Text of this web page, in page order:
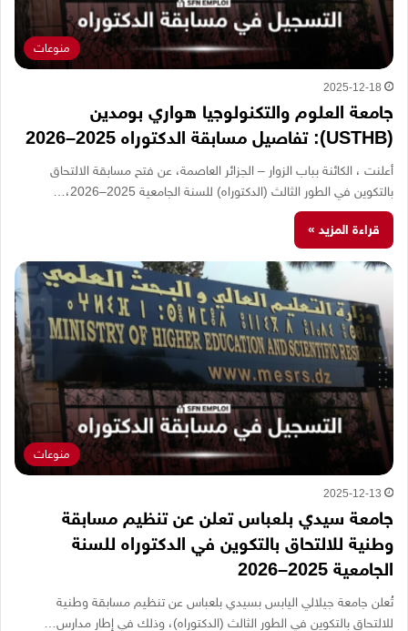
منوعات
2025-12-18
جامعة العلوم والتكنولوجيا هواري بومدين
(USTHB): تفاصيل مسابقة الدكتوراه 2025–2026
أعلنت ، الكائنة بباب الزوار – الجزائر العاصمة، عن فتح مسابقة الالتحاق
بالتكوين في الطور الثالث (الدكتوراه) للسنة الجامعية 2025–2026،…
قراءة المزيد »
منوعات
2025-12-13
جامعة سيدي بلعباس تعلن عن تنظيم مسابقة
وطنية للالتحاق بالتكوين في الدكتوراه للسنة
الجامعية 2025–2026
تُعلن جامعة جيلالي اليابس بسيدي بلعباس عن تنظيم مسابقة وطنية
للالتحاق بالتكوين في الطور الثالث (الدكتوراه)، وذلك في إطار مدارس…